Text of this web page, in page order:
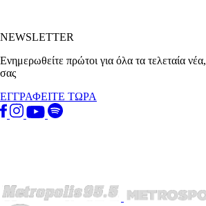
NEWSLETTER
Ενημερωθείτε πρώτοι για όλα τα τελεταία
σας
ΕΓΓΡΑΦΕΙΤΕ ΤΩΡΑ